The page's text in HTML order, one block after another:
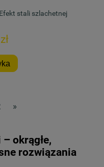
stali szlachetnej
»
okrągłe,
rozwiązania